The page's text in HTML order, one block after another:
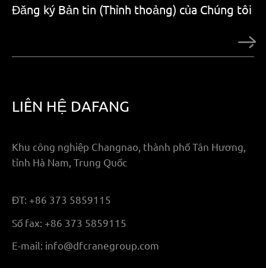
Đăng ký Bản tin (Thỉnh thoảng) của Chúng tôi
LIÊN HỆ DAFANG
Khu công nghiệp Changnao, thành phố Tân Hương,
tỉnh Hà Nam, Trung Quốc
ĐT: +86 373 5859115
Số fax: +86 373 5859115
E-mail: info@dfcranegroup.com